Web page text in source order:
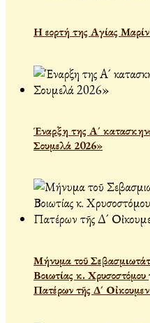
Η εορτή της Αγίας
Έναρξη της Α´
Σουμελά 2026»
Μήνυμα τοῦ
Βοιωτίας κ.
Πατέρων τῆς Δ´